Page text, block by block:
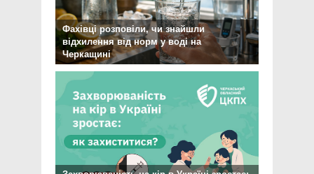
Фахівці розповіли, чи знайшли
відхилення від норм у воді на
Черкащині